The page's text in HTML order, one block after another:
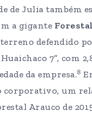
de Julia também
a gigante
defendido
7”, com
da empresa.8
corporativo, um
Arauco de